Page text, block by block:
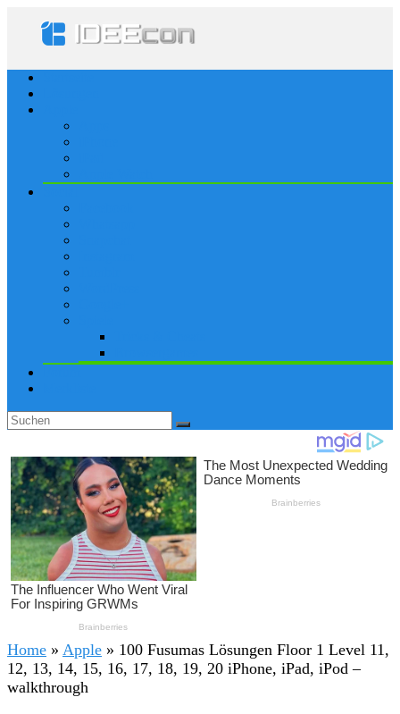
Home » Apple » 100 Fusumas Lösungen Floor 1 Level 11,
12, 13, 14, 15, 16, 17, 18, 19, 20 iPhone, iPad, iPod –
walkthrough